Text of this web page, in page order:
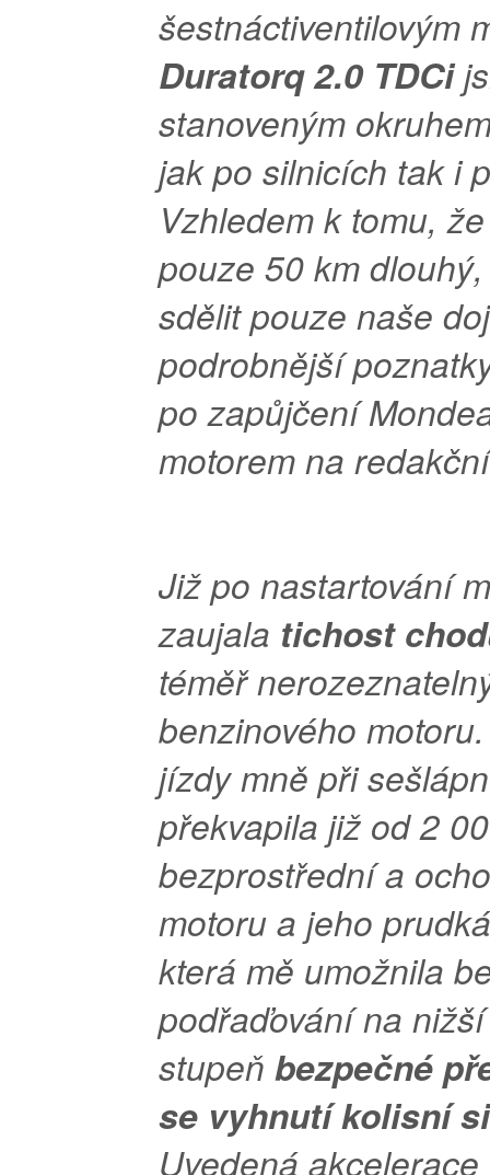
šestnáctiventilovým
Duratorq 2.0 TDCi
stanoveným
jak po silnicích tak i
Vzhledem k tomu,
pouze 50 km
sdělit pouze naše
podrobnější
po zapůjčení
motorem na
Již po nastartování
zaujala tichost
téměř
benzinového
jízdy mně při
překvapila již od 2
bezprostřední a
motoru a jeho
která mě umožnila
podřaďování na
stupeň bezpečné
se vyhnutí kolisní
Uvedená